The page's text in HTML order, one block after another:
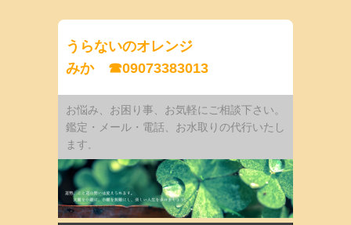
うらないのオレンジ
みか ☎09073383013
お悩み、お困り事、お気軽にご相談下さい。
鑑定・メール・電話、お水取りの代行いたし
ます